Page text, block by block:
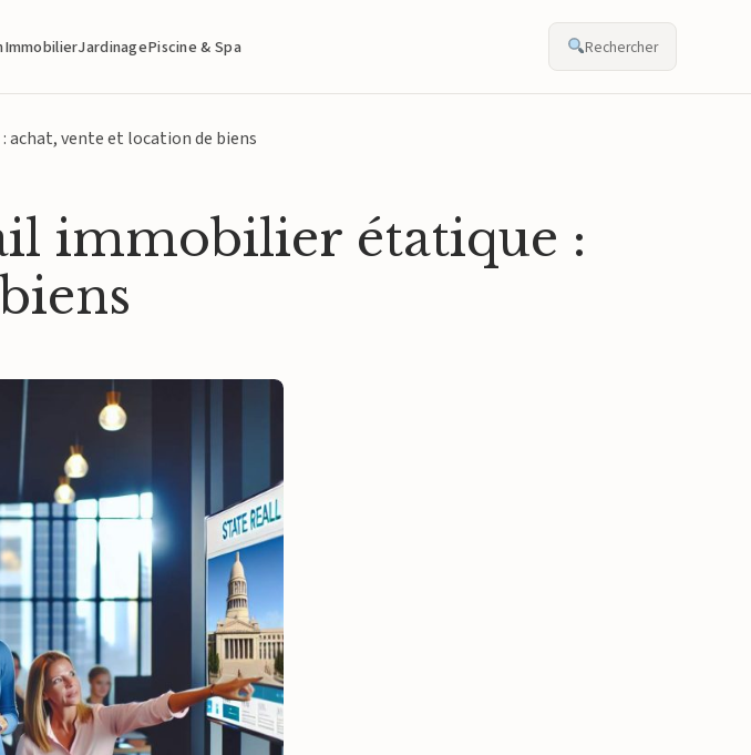
ImmobilierJardinagePiscine & Spa Rechercher
vente et location de biens
immobilier étatique :